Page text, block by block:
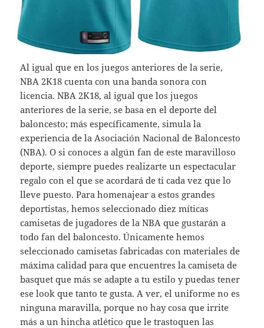
Al igual que en los juegos anteriores de la serie,
NBA 2K18 cuenta con una banda sonora con
licencia. NBA 2K18, al igual que los juegos
anteriores de la serie, se basa en el deporte del
baloncesto; más específicamente, simula la
experiencia de la Asociación Nacional de Baloncesto
(NBA). O si conoces a algún fan de este maravilloso
deporte, siempre puedes realizarte un espectacular
regalo con el que se acordará de ti cada vez que lo
lleve puesto. Para homenajear a estos grandes
deportistas, hemos seleccionado diez míticas
camisetas de jugadores de la NBA que gustarán a
todo fan del baloncesto. Únicamente hemos
seleccionado camisetas fabricadas con materiales de
máxima calidad para que encuentres la camiseta de
basquet que más se adapte a tu estilo y puedas tener
ese look que tanto te gusta. A ver, el uniforme no es
ninguna maravilla, porque no hay cosa que irrite
más a un hincha atlético que le trastoquen las